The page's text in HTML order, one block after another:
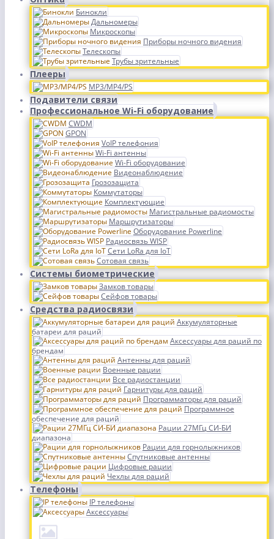
Бинокли
Дальномеры
Микроскопы
Приборы ночного видения
Телескопы
Трубы зрительные
Плееры
MP3/MP4/PS
Подавители связи
Профессиональное Wi-Fi оборудование
CWDM
GPON
VoIP телефония
Wi-Fi антенны
Wi-Fi оборудование
Видеонаблюдение
Грозозащита
Коммутаторы
Комплектующие
Магистральные радиомосты
Маршрутизаторы
Оборудование Powerline
Радиосвязь WISP
Сети LoRa для IoT
Сотовая связь
Системы биометрические
Замков товары
Сейфов товары
Средства радиосвязи
Аккумуляторные
батареи для раций
Аксессуары для раций по
брендам
Антенны для раций
Военные рации
Все радиостанции
Гарнитуры для раций
Программаторы для раций
Программное
обеспечение для раций
Рации 27МГц СИ-БИ
диапазона
Рации для горнолыжников
Спутниковые антенны
Цифровые рации
Чехлы для раций
Телефоны
IP телефоны
Аксессуары